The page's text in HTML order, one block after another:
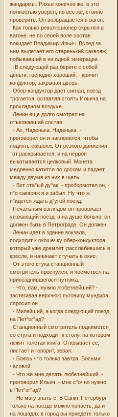
жандармы. Ряхье конечно же, в это
полностью уверен, но все же, стоило
проверить. Он возвращается в вагон.
Как только революционер скрылся в
вагоне, не по своей воле состав
покидает Владимир Ильич. Вслед за
ним вылетает его старенький саквояж,
побывавший в ни одной эмиграции.
-В следующий раз берите с собой
деньги, господин хороший, - кричит
кондуктор, закрывая дверь.
Обер-кондуктор дает сигнал, поезд
трогается, оставляя стоять Ильича на
прохладном воздухе.
Ленин еще долго смотрел на
отъезжавший состав.
- Ах, Наденька, Наденька, -
проговорил он и наклонился, чтобы
поднять саквояж. От резкого движения
тот раскрывается, и на перрон
выкатывается целковый. Монета
медленно катится по доскам и падает
между двумя из них в щель.
- Вот ста"ый ду"ак, - пробормотал он, -
п"о саквояж я и забыл. Ну что ж
п"идется ждать д"угой поезд.
Печальным взглядом он провожает
уезжающий поезд, а на душе больно, он
должен быть в Петрограде. Он должен.
Ленин идет в здание вокзала,
подходит к окошечку обер-кондуктора,
который уже дремлет, расслабившись в
кресле, и начинает стучать в окно.
От этого стука станционный
смотритель проснулся, и посмотрел на
припозднившегося путника.
- Что, вам, нужно любезнейший? -
застегивая верхнюю пуговицу мундира,
спросил он.
- Милейший, а когда следующий поезд
на Пет"ог"ад?
Станционный смотритель поднимется
со стула и подходит к столу, на котором
лежит толстая книга. Открывает ее,
листает и говорит, зевая:
- Боюсь что только завтра. Восьми
часовой.
- Что же мне делать любезнейший, -
проговорил Ильич, - мне с"очно нужно
в Пет"ог"ад?
- Не могу знать-с. В Санкт-Петербург
только на поезде можно попасть, да и
на лошадях в город вы приедете только